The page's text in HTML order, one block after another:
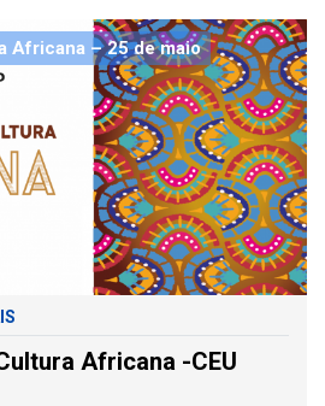
Africana – 25 de maio
Africana -CEU